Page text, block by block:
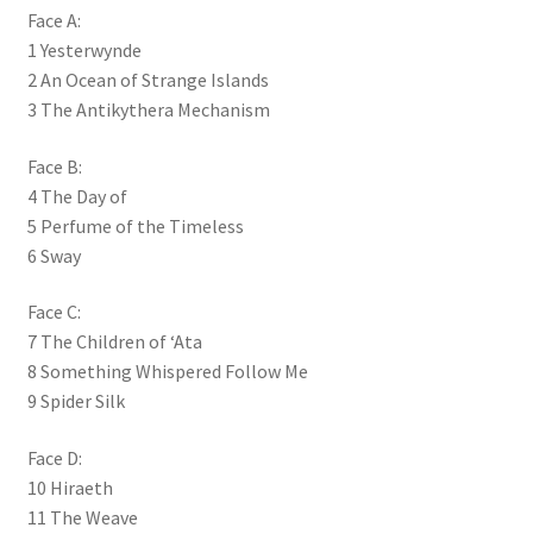
Face A:
1 Yesterwynde
2 An Ocean of Strange Islands
3 The Antikythera Mechanism
Face B:
4 The Day of
5 Perfume of the Timeless
6 Sway
Face C:
7 The Children of ‘Ata
8 Something Whispered Follow Me
9 Spider Silk
Face D:
10 Hiraeth
11 The Weave